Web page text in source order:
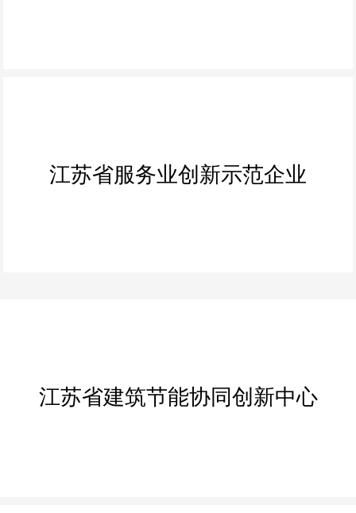
江苏省服务业创新示范企业
江苏省建筑节能协同创新中心